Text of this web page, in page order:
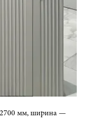
мм, ширина —